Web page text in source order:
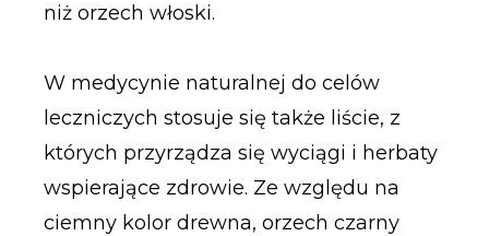
niż orzech włoski.
W medycynie naturalnej do celów
leczniczych stosuje się także liście, z
których przyrządza się wyciągi i herbaty
wspierające zdrowie. Ze względu na
ciemny kolor drewna, orzech czarny